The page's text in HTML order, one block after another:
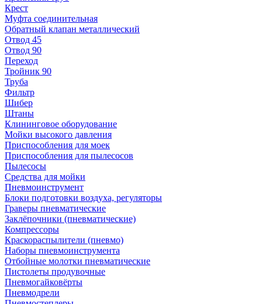
Крест
Муфта соединительная
Обратный клапан металлический
Отвод 45
Отвод 90
Переход
Тройник 90
Труба
Фильтр
Шибер
Штаны
Клининговое оборудование
Мойки высокого давления
Приспособления для моек
Приспособления для пылесосов
Пылесосы
Средства для мойки
Пневмоинструмент
Блоки подготовки воздуха, регуляторы
Граверы пневматические
Заклёпочники (пневматические)
Компрессоры
Краскораспылители (пневмо)
Наборы пневмоинструмента
Отбойные молотки пневматические
Пистолеты продувочные
Пневмогайковёрты
Пневмодрели